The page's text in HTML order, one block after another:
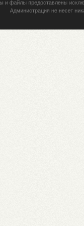
и файлы предоставлены
Администрация не несет